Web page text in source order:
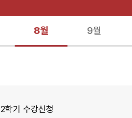
8월 9월
2학기 수강신청